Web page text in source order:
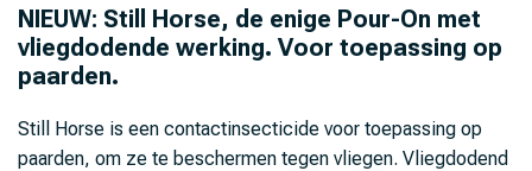
NIEUW: Still Horse, de enige Pour-On met
vliegdodende werking. Voor toepassing op
paarden.
Still Horse is een contactinsecticide voor toepassing op
paarden, om ze te beschermen tegen vliegen. Vliegdodend